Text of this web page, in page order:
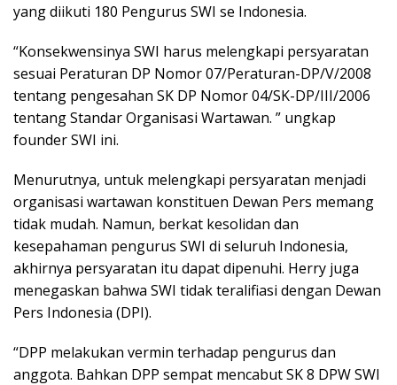
yang diikuti 180 Pengurus SWI se Indonesia.
“Konsekwensinya SWI harus melengkapi persyaratan
sesuai Peraturan DP Nomor 07/Peraturan-DP/V/2008
tentang pengesahan SK DP Nomor 04/SK-DP/III/2006
tentang Standar Organisasi Wartawan. ” ungkap
founder SWI ini.
Menurutnya, untuk melengkapi persyaratan menjadi
organisasi wartawan konstituen Dewan Pers memang
tidak mudah. Namun, berkat kesolidan dan
kesepahaman pengurus SWI di seluruh Indonesia,
akhirnya persyaratan itu dapat dipenuhi. Herry juga
menegaskan bahwa SWI tidak teralifiasi dengan Dewan
Pers Indonesia (DPI).
“DPP melakukan vermin terhadap pengurus dan
anggota. Bahkan DPP sempat mencabut SK 8 DPW SWI